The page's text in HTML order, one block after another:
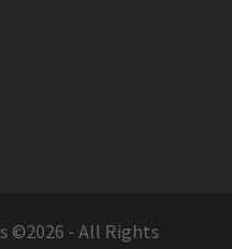
©2026 - All Rights